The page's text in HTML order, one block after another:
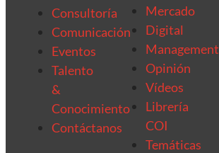
Consultoría
Comunicación
Eventos
Talento
&
Conocimiento
Contáctanos
Mercado
Digital
Management
Opinión
Vídeos
Librería
COI
Temáticas